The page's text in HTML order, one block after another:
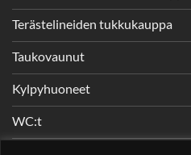
Terästelineiden tukkukauppa
Taukovaunut
Kylpyhuoneet
WC:t